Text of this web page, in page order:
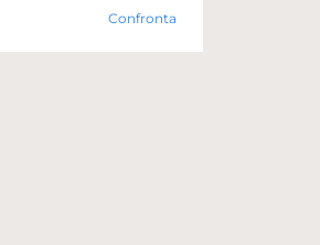
Confronta